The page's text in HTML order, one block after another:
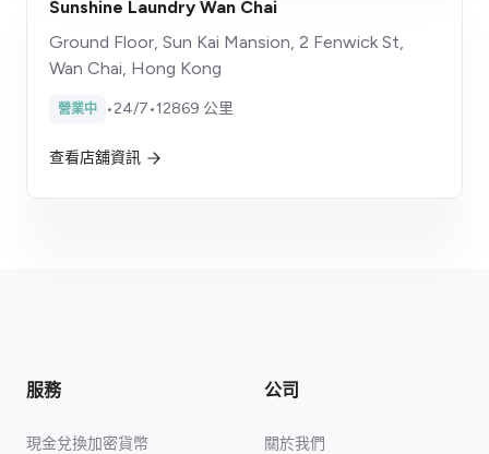
Sunshine Laundry Wan Chai
Ground Floor, Sun Kai Mansion, 2 Fenwick St,
Wan Chai, Hong Kong
營業中 •24/7•12869 公里
查看店舖資訊
服務
現金兌換加密貨幣
公司
關於我們